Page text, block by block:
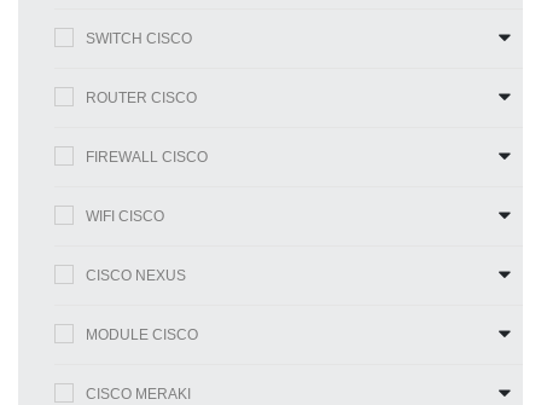
SWITCH CISCO
ROUTER CISCO
FIREWALL CISCO
WIFI CISCO
CISCO NEXUS
MODULE CISCO
CISCO MERAKI